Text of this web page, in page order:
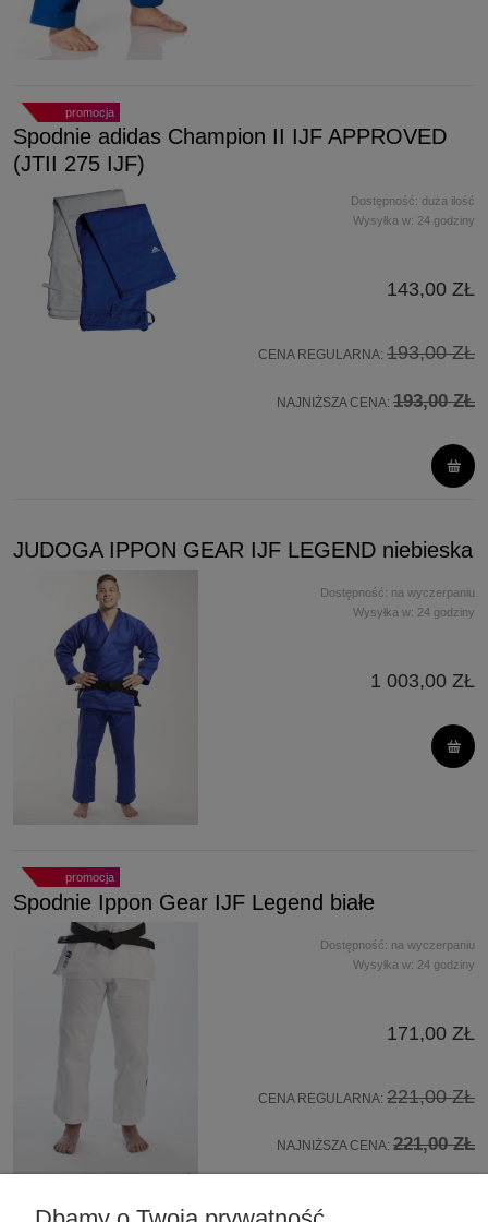
Spodnie adidas Champion II IJF APPROVED
(JTII 275 IJF)
Dostępność: duża ilość
Wysyłka w: 24 godziny
143,00 ZŁ
CENA REGULARNA: 193,00 ZŁ
NAJNIŻSZA CENA: 193,00 ZŁ
promocja
JUDOGA IPPON GEAR IJF LEGEND niebieska
Dostępność: na wyczerpaniu
Wysyłka w: 24 godziny
1 003,00 ZŁ
Spodnie Ippon Gear IJF Legend białe
Dostępność: na wyczerpaniu
Wysyłka w: 24 godziny
171,00 ZŁ
CENA REGULARNA: 221,00 ZŁ
NAJNIŻSZA CENA: 221,00 ZŁ
promocja